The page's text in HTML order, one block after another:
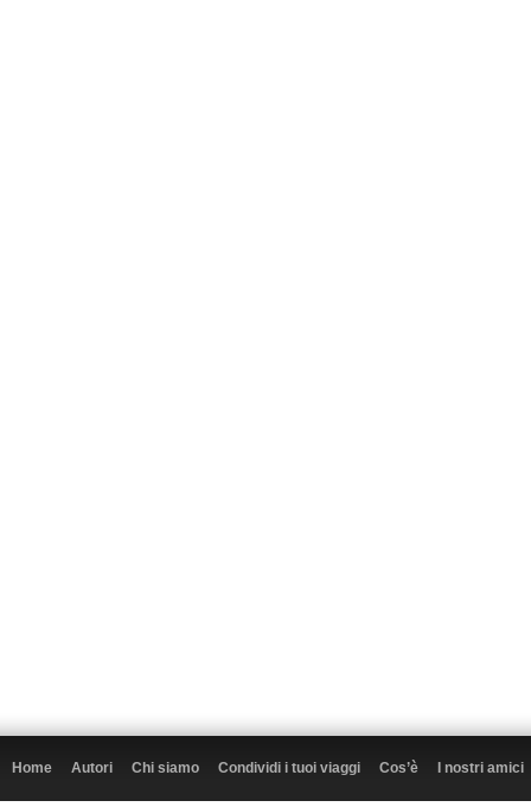
Home Autori Chi siamo Condividi i tuoi viaggi Cos’è I nostri amici